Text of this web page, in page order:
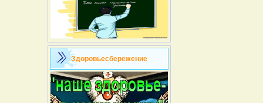
Здоровьесбережение